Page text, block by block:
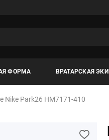
ФОРМА ВРАТАРСКАЯ
Nike Park26 HM7171-410